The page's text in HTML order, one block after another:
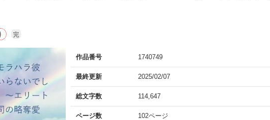
完
作品番号 1740749
最終更新 2025/02/07
総文字数 114,647
ページ数 102ページ